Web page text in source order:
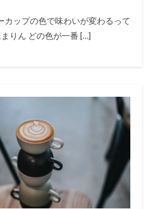
カップの色で味わいが変わるって
りん どの色が一番 […]